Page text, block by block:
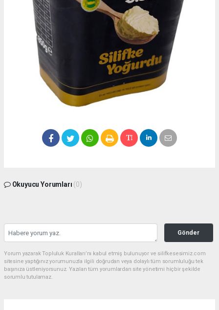
Okuyucu Yorumları (0)
Gönder
Yorum yazarak Topluluk Kuralları’nı kabul etmiş bulunuyor ve silifkesesimiz.com
sitesine yaptığınız yorumunuzla ilgili doğrudan veya dolaylı tüm sorumluluğu tek
başınıza üstleniyorsunuz. Yazılan tüm yorumlardan site yönetimi hiçbir şekilde
sorumlu tutulamaz.